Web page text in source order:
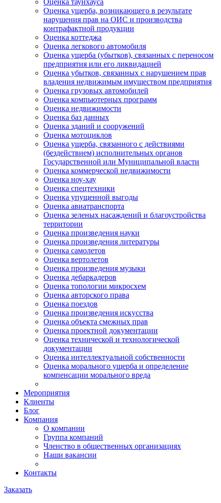
Оценка таунхауса
Оценка ущерба, возникающего в результате
нарушения прав на ОИС и производства
контрафактной продукции
Оценка коттеджа
Оценка легкового автомобиля
Оценка ущерба (убытков), связанных с переносом
предприятия или его ликвидацией
Оценка убытков, связанных с нарушением прав
владения недвижимым имуществом предприятия
Оценка грузовых автомобилей
Оценка компьютерных программ
Оценка недвижимости
Оценка баз данных
Оценка зданий и сооружений
Оценка мотоциклов
Оценка ущерба, связанного с действиями
(бездействием) исполнительных органов
Государственной или Муниципальной власти
Оценка коммерческой недвижимости
Оценка ноу-хау
Оценка спецтехники
Оценка упущенной выгоды
Оценка авиатранспорта
Оценка зеленых насаждений и благоустройства
территории
Оценка произведения науки
Оценка произведения литературы
Оценка самолетов
Оценка вертолетов
Оценка произведения музыки
Оценка дебаркадеров
Оценка топологии микросхем
Оценка авторского права
Оценка поездов
Оценка произведения искусства
Оценка объекта смежных прав
Оценка проектной документации
Оценка технической и технологической
документации
Оценка интеллектуальной собственности
Оценка морального ущерба и определение
компенсации морального вреда
Мероприятия
Клиенты
Блог
Компания
О компании
Группа компаний
Членство в общественных организациях
Наши вакансии
Контакты
Заказать